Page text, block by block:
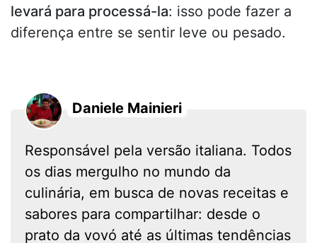
levará para processá-la: isso pode fazer a
diferença entre se sentir leve ou pesado.
Daniele Mainieri
Responsável pela versão italiana. Todos
os dias mergulho no mundo da
culinária, em busca de novas receitas e
sabores para compartilhar: desde o
prato da vovó até as últimas tendências